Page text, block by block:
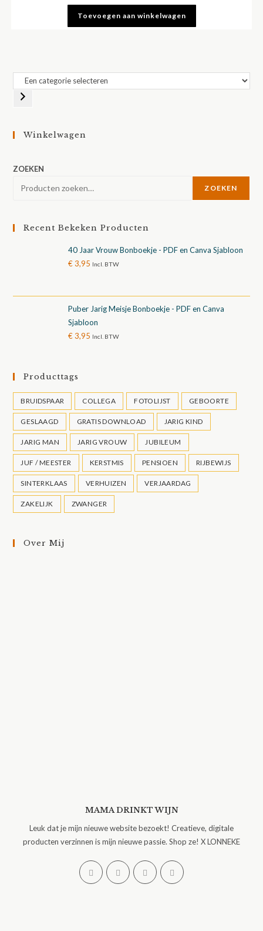
Toevoegen aan winkelwagen
Een
categorie
Winkelwagen
ZOEKEN
ZOEKEN
Recent Bekeken Producten
40 Jaar Vrouw Bonboekje - PDF en Canva Sjabloon
€3,95 Incl. BTW
Puber Jarig Meisje Bonboekje - PDF en Canva
Sjabloon
€3,95 Incl. BTW
Producttags
BRUIDSPAAR COLLEGA FOTOLIJST GEBOORTE
GESLAAGD GRATIS DOWNLOAD JARIG KIND
JARIG MAN JARIG VROUW JUBILEUM
JUF / MEESTER KERSTMIS PENSIOEN RIJBEWIJS
SINTERKLAAS VERHUIZEN VERJAARDAG
ZAKELIJK ZWANGER
Over Mij
MAMA DRINKT WIJN
Leuk dat je mijn nieuwe website bezoekt! Creatieve, digitale
producten verzinnen is mijn nieuwe passie. Shop ze! X LONNEKE
Opent
in
Opent
in
Opent
in
Opent